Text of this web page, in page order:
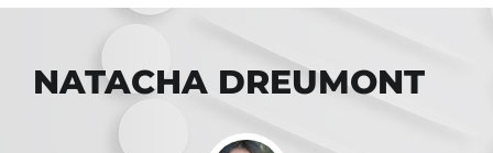
NATACHA DREUMONT